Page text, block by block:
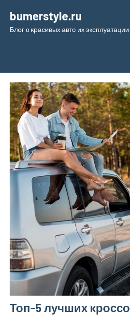
содержимому
bumerstyle.ru
Блог о красивых авто их
Топ-5 лучших